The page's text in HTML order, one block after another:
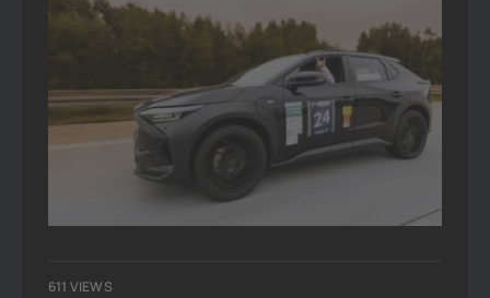
611 VIEWS